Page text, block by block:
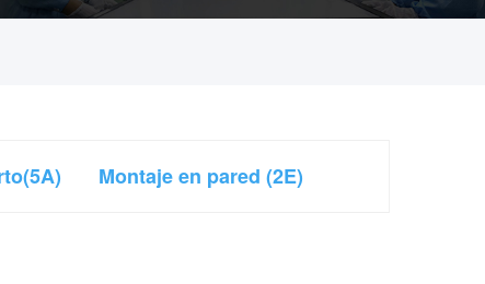
Montaje en pared (2E)